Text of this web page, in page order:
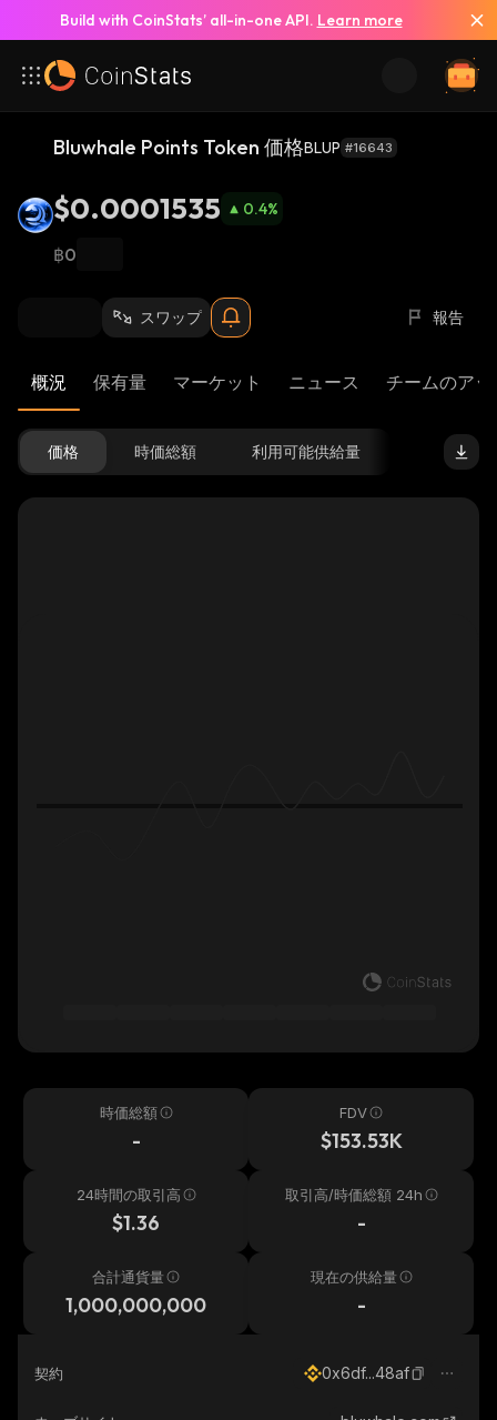
Build with CoinStats’ all-in-one API. Learn more
Bluwhale Points Token 価格BLUP #16643
$0.0001535 0.4%
฿0
スワップ 報告
概況 保有量 マーケット ニュース チームのア
価格 時価総額 利用可能供給量
時価総額
-
FDV
$153.53K
24時間の取引高
$1.36
取引高/時価総額 24h
-
合計通貨量
1,000,000,000
現在の供給量
-
契約 0x6df...48af